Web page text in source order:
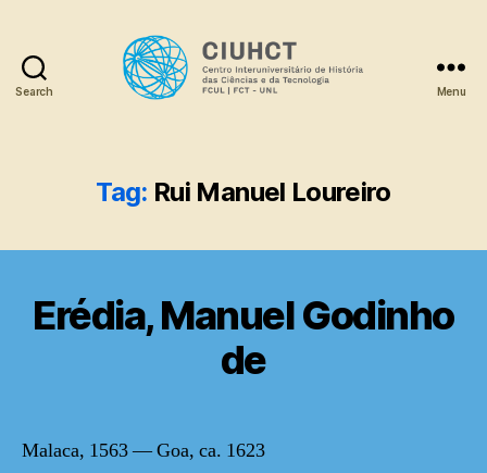
Search Menu
Tag: Rui Manuel Loureiro
Erédia, Manuel Godinho
de
Malaca, 1563 — Goa, ca. 1623